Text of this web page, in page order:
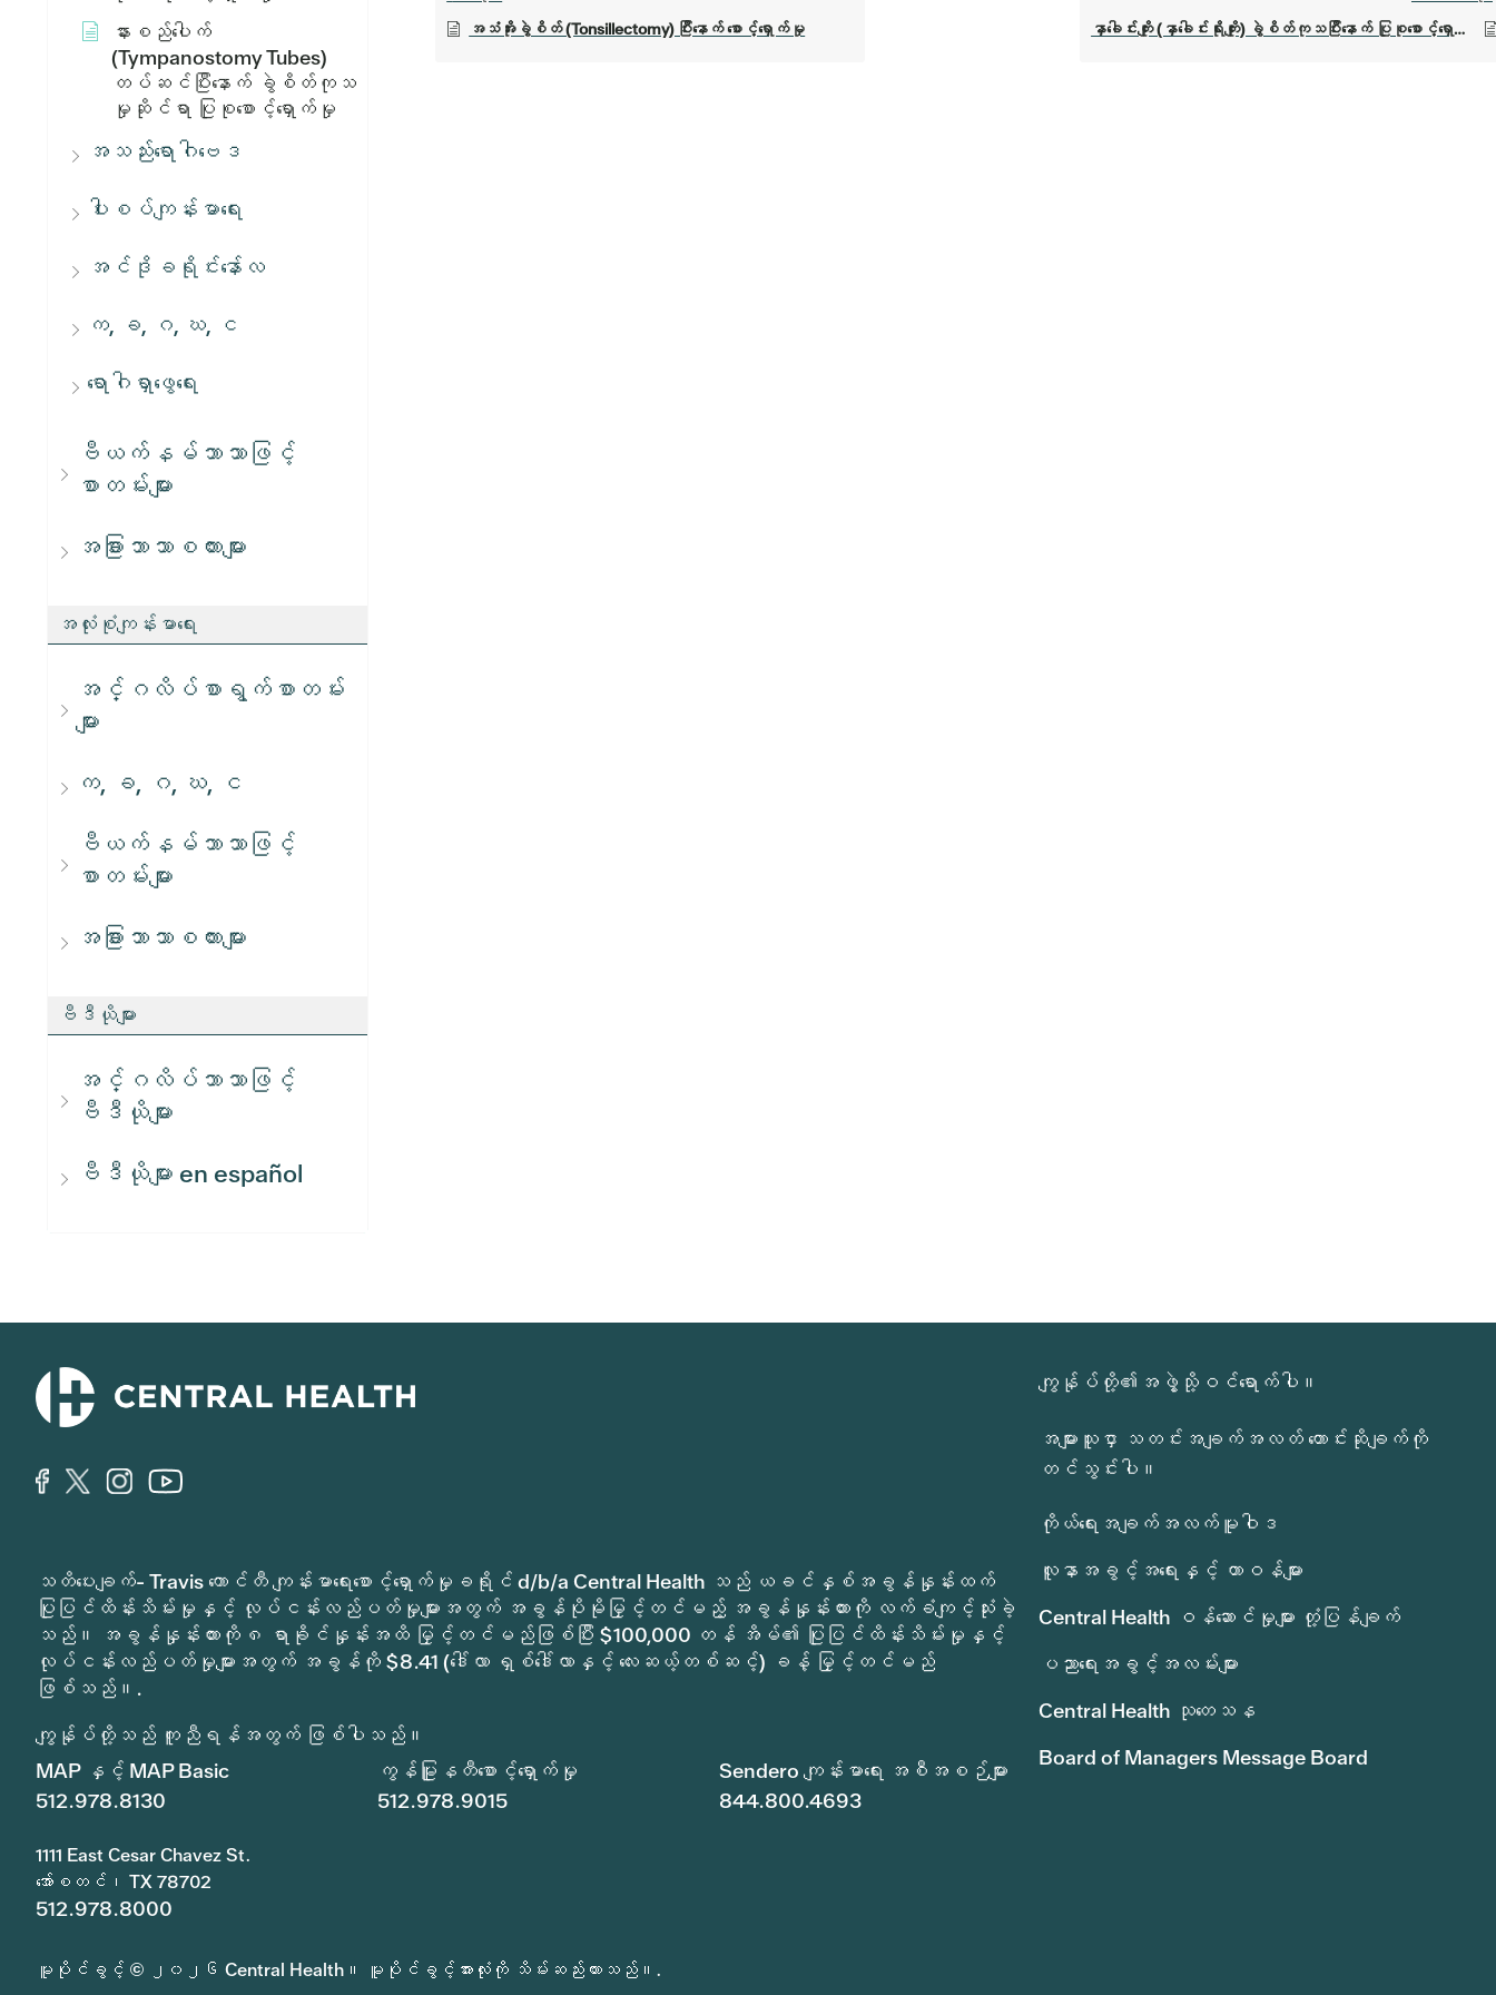
နားစည်ပေါက်
(Tympanostomy Tubes)
တပ်ဆင်ပြီးနောက် ခွဲစိတ်ကုသ
မှုဆိုင်ရာ ပြုစုစောင့်ရှောက်မှု
အသည်းရောဂါဗေဒ
ပါးစပ်ကျန်းမာရေး
အင်ဒိုခရိုင်းနော်လ
က, ခ, ဂ, ဃ, င
ရောဂါရှာဖွေရေး
ဗီယက်နမ်ဘာသာဖြင့်
စာတမ်းများ
အခြားဘာသာစကားများ
အလုံးစုံကျန်းမာရေး
အင်္ဂလိပ်စာရွက်စာတမ်း
များ
က, ခ, ဂ, ဃ, င
ဗီယက်နမ်ဘာသာဖြင့်
စာတမ်းများ
အခြားဘာသာစကားများ
ဗီဒီယိုများ
အင်္ဂလိပ်ဘာသာဖြင့်
ဗီဒီယိုများ
ဗီဒီယိုများ en español
အသံအိုးခွဲစိတ် (Tonsillectomy) ပြီးနောက် စောင့်ရှောက်မှု
နှာခေါင်းကျိုး (နှာခေါင်းရိုးကျိုး) ခွဲစိတ်ကုသပြီးနောက် ပြုစုစောင့်ရှောက်နည်း
သတိပေးချက်- Travis ကောင်တီ ကျန်းမာရေးစောင့်ရှောက်မှုခရိုင် d/b/a Central Health သည် ယခင်နှစ်အခွန်နှုန်းထက်
ပြုပြင်ထိန်းသိမ်းမှုနှင့် လုပ်ငန်းလည်ပတ်မှုများအတွက် အခွန်ပိုမိုမြှင့်တင်မည့် အခွန်နှုန်းထားကို လက်ခံကျင့်သုံးခဲ့
သည်။ အခွန်နှုန်းထားကို ၈ ရာခိုင်နှုန်းအထိ မြှင့်တင်မည်ဖြစ်ပြီး $100,000 တန် အိမ်၏ ပြုပြင်ထိန်းသိမ်းမှုနှင့်
လုပ်ငန်းလည်ပတ်မှုများအတွက် အခွန်ကို $8.41 (ဒေါ်လာ ရှစ်ဒေါ်လာနှင့် လေးဆယ့်တစ်ဆင့်) ခန့် မြှင့်တင်မည်
ဖြစ်သည်။.
ကျွန်ုပ်တို့သည် ကူညီရန်အတွက် ဖြစ်ပါသည်။
MAP နှင့် MAP Basic
512.978.8130
ကွန်မြူနတီစောင့်ရှောက်မှု
512.978.9015
Sendero ကျန်းမာရေး အစီအစဉ်များ
844.800.4693
1111 East Cesar Chavez St.
အော်စတင်၊ TX 78702
512.978.8000
မူပိုင်ခွင့် © ၂၀၂၆ Central Health။ မူပိုင်ခွင့်အားလုံးကို သိမ်းဆည်းထားသည်။.
ကျွန်ုပ်တို့၏အဖွဲ့သို့ဝင်ရောက်ပါ။
အများသူငှာ သတင်းအချက်အလတ် တောင်းဆိုချက်ကို
တင်သွင်းပါ။
ကိုယ်ရေးအချက်အလက်မူဝါဒ
လူနာအခွင့်အရေးနှင့် တာဝန်များ
Central Health ဝန်ဆောင်မှုများ တုံ့ပြန်ချက်
ပညာရေးအခွင့်အလမ်းများ
Central Health သုတေသန
Board of Managers Message Board